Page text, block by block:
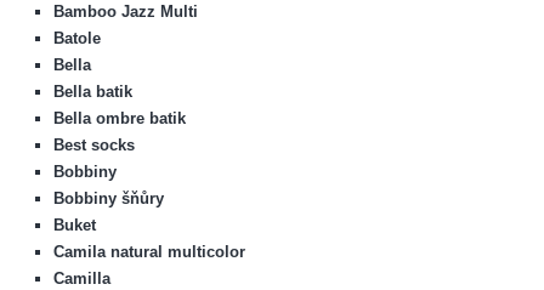
Bamboo Jazz Multi
Batole
Bella
Bella batik
Bella ombre batik
Best socks
Bobbiny
Bobbiny šňůry
Buket
Camila natural multicolor
Camilla